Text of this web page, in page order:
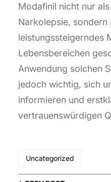
Modafinil nicht nur
Narkolepsie, sondern
leistungssteigerndes
Lebensbereichen
Anwendung solchen
jedoch wichtig, sich
informieren und
vertrauenswürdigen
Uncategorized